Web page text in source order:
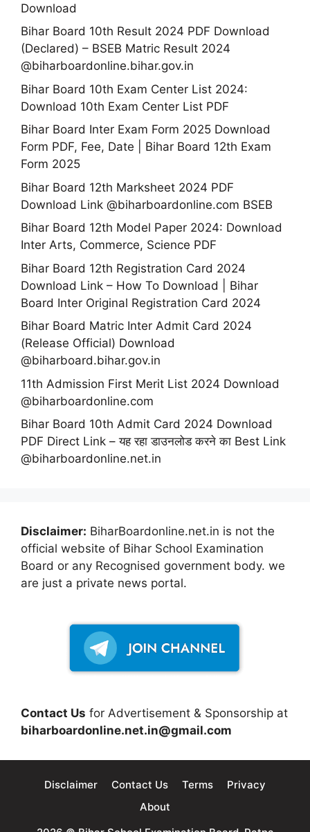
Download
Bihar Board 10th Result 2024 PDF Download
(Declared) – BSEB Matric Result 2024
@biharboardonline.bihar.gov.in
Bihar Board 10th Exam Center List 2024:
Download 10th Exam Center List PDF
Bihar Board Inter Exam Form 2025 Download
Form PDF, Fee, Date | Bihar Board 12th Exam
Form 2025
Bihar Board 12th Marksheet 2024 PDF
Download Link @biharboardonline.com BSEB
Bihar Board 12th Model Paper 2024: Download
Inter Arts, Commerce, Science PDF
Bihar Board 12th Registration Card 2024
Download Link – How To Download | Bihar
Board Inter Original Registration Card 2024
Bihar Board Matric Inter Admit Card 2024
(Release Official) Download
@biharboard.bihar.gov.in
11th Admission First Merit List 2024 Download
@biharboardonline.com
Bihar Board 10th Admit Card 2024 Download
PDF Direct Link – यह रहा डाउनलोड करने का Best Link
@biharboardonline.net.in
Disclaimer: BiharBoardonline.net.in is not the
official website of Bihar School Examination
Board or any Recognised government body. we
are just a private news portal.
Contact Us for Advertisement & Sponsorship at
biharboardonline.net.in@gmail.com
Disclaimer Contact Us Terms
Privacy
About